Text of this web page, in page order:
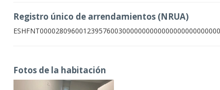
Registro único de arrendamientos (NRUA)
Fotos de la habitación